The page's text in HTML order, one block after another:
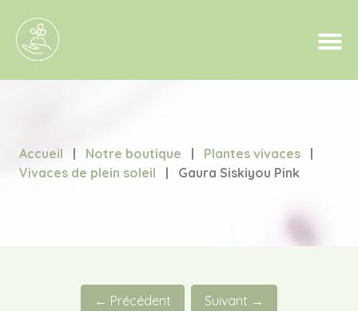
Accueil | Notre boutique | Plantes vivaces
|
Vivaces de plein soleil
| Gaura Siskiyou Pink
← Précédent Suivant →